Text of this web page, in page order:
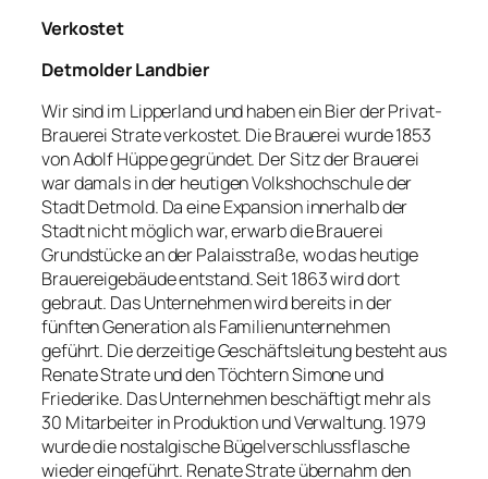
Verkostet
Detmolder Landbier
Wir sind im Lipperland und haben ein Bier der Privat-
Brauerei Strate verkostet. Die Brauerei wurde 1853
von Adolf Hüppe gegründet. Der Sitz der Brauerei
war damals in der heutigen Volkshochschule der
Stadt Detmold. Da eine Expansion innerhalb der
Stadt nicht möglich war, erwarb die Brauerei
Grundstücke an der Palaisstraße, wo das heutige
Brauereigebäude entstand. Seit 1863 wird dort
gebraut. Das Unternehmen wird bereits in der
fünften Generation als Familienunternehmen
geführt. Die derzeitige Geschäftsleitung besteht aus
Renate Strate und den Töchtern Simone und
Friederike. Das Unternehmen beschäftigt mehr als
30 Mitarbeiter in Produktion und Verwaltung. 1979
wurde die nostalgische Bügelverschlussflasche
wieder eingeführt. Renate Strate übernahm den